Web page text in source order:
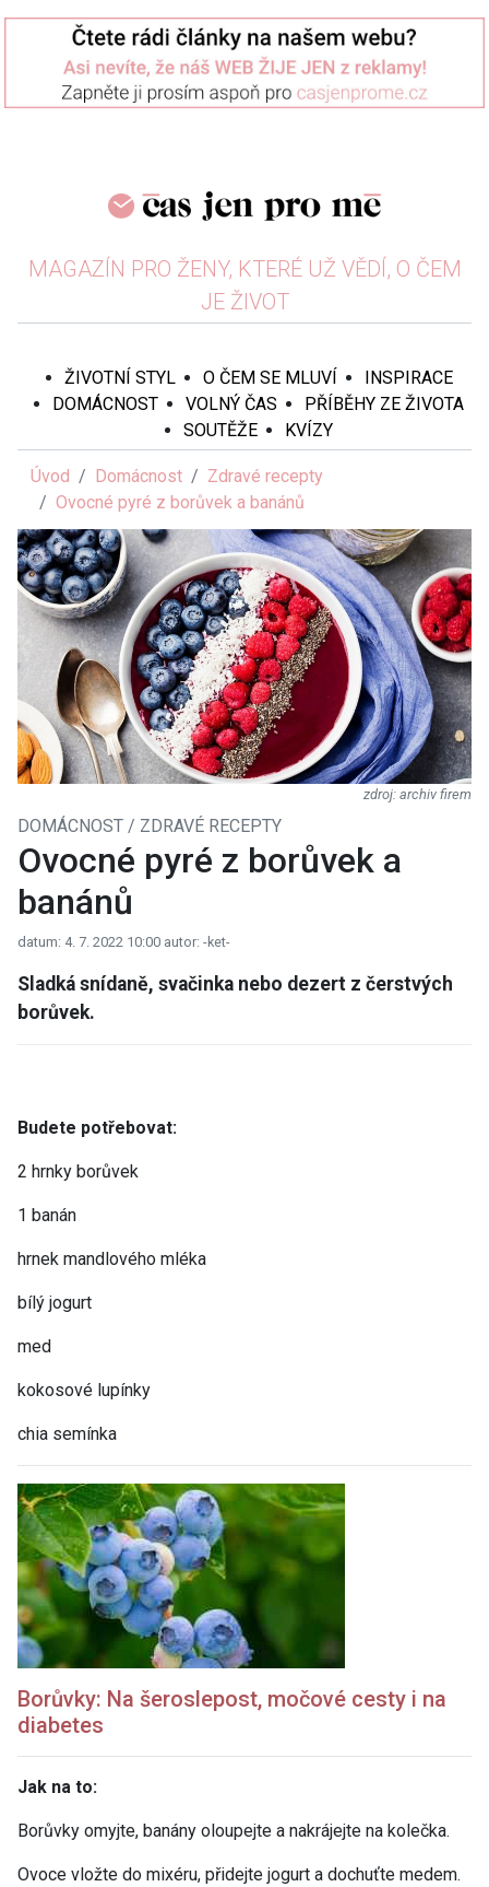
MAGAZÍN PRO ŽENY, KTERÉ UŽ VĚDÍ, O ČEM
JE ŽIVOT
ŽIVOTNÍ STYL O ČEM SE MLUVÍ
INSPIRACE
DOMÁCNOST
VOLNÝ ČAS
PŘÍBĚHY ZE ŽIVOTA
SOUTĚŽE
KVÍZY
Úvod Domácnost
Zdravé recepty
Ovocné pyré z borůvek a banánů
archiv firem
DOMÁCNOST / ZDRAVÉ RECEPTY
Ovocné pyré z borůvek a
banánů
datum: 4. 7. 2022 10:00 autor: -ket-
Sladká snídaně, svačinka nebo dezert z čerstvých
borůvek.
Budete potřebovat:
2 hrnky borůvek
1 banán
hrnek mandlového mléka
bílý jogurt
med
kokosové lupínky
chia semínka
Borůvky: Na šeroslepost, močové cesty i na
diabetes
Jak na to:
Borůvky omyjte, banány oloupejte a nakrájejte na kolečka.
Ovoce vložte do mixéru, přidejte jogurt a dochuťte medem.